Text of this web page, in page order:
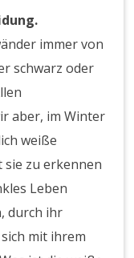
immer von
schwarz oder
aber, im Winter
weiße
sie zu erkennen
Leben
durch ihr
mit ihrem